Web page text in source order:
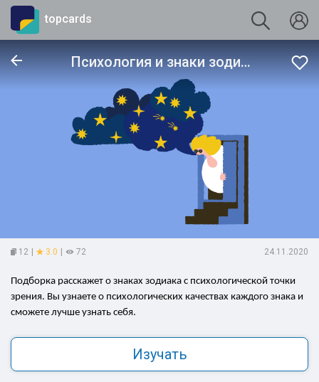
topcards
Психология и знаки зодиака
12 3.0 72 24.11.2020
Подборка расскажет о знаках зодиака с психологической точки
зрения. Вы узнаете о психологических качествах каждого знака и
сможете лучше узнать себя.
Изучать